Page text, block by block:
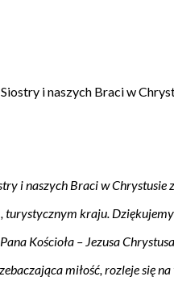
i naszych Braci w
i naszych Braci w Chrystusie
turystycznym kraju.
Kościoła – Jezusa
miłość, rozleje się